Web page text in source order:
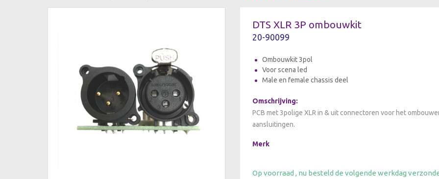
DTS XLR 3P ombouwkit
20-90099
Ombouwkit 3pol
Voor scena led
Male en female chassis deel
Omschrijving:
PCB met 3polige XLR in & uit connectoren voor het
aansluitingen.
Merk
Op voorraad , nu besteld de volgende werkdag